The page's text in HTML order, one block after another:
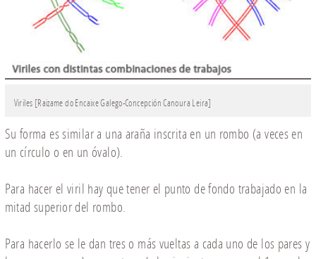
Viriles [Raizame do Encaixe Galego-Concepción Canoura Leira]
Su forma es similar a una araña inscrita en un rombo (a veces en
un círculo o en un óvalo).
Para hacer el viril hay que tener el punto de fondo trabajado en la
mitad superior del rombo.
Para hacerlo se le dan tres o más vueltas a cada uno de los pares y